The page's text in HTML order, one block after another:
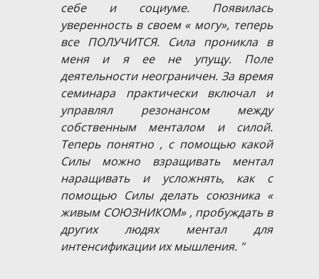
себе и социуме. Появилась
уверенность в своем « могу», теперь
все ПОЛУЧИТСЯ. Сила проникла в
меня и я ее не упущу. Поле
деятельности неограничен. За время
семинара практически включал и
управлял резонансом между
собственным менталом и силой.
Теперь понятно , с помощью какой
Силы можно взращивать ментал
наращивать и усложнять, как с
помощью Силы делать союзника «
живым СОЮЗНИКОМ» , пробуждать в
других людях ментал для
интенсификации их мышления. "